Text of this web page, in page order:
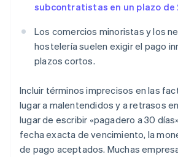
subcontratistas en un plazo de
Los comercios minoristas y los
hostelería suelen exigir el pago
plazos cortos.
Incluir términos imprecisos en las
lugar a malentendidos y a retrasos
lugar de escribir «pagadero a 30
fecha exacta de vencimiento, la
de pago aceptados. Muchas